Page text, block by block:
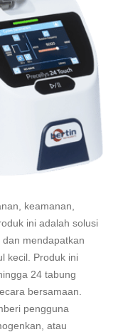
keamanan,
ini adalah solusi
mendapatkan
kecil. Produk ini
24 tabung
bersamaan.
pengguna
atau